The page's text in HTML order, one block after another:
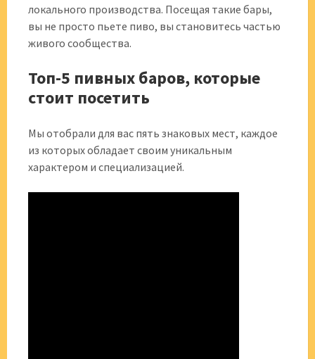
локального производства. Посещая такие бары,
вы не просто пьете пиво, вы становитесь частью
живого сообщества.
Топ-5 пивных баров, которые
стоит посетить
Мы отобрали для вас пять знаковых мест, каждое
из которых обладает своим уникальным
характером и специализацией.